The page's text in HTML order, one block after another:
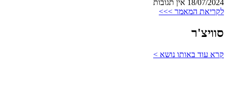
18/07/2024 אין תגובות
לקריאת המאמר >>>
סוויצ'ר
קרא עוד באותו נושא >